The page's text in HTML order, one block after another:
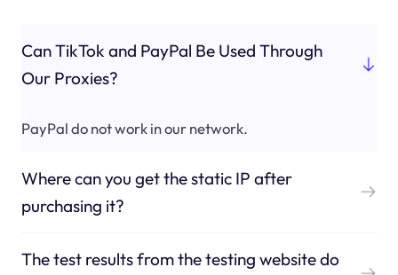
Can TikTok and PayPal Be Used Through
Our Proxies?
PayPal do not work in our network.
Where can you get the static IP after
purchasing it?
The test results from the testing website do